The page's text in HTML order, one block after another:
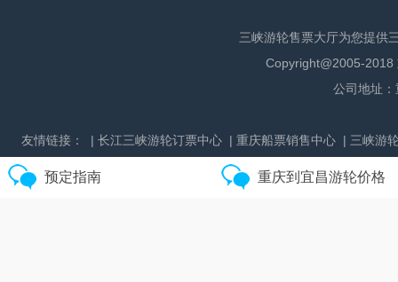
三峡游轮售票大厅为您提供
Copyright@2005-2018
公司地址
友情链接： | 长江三峡游轮订票中心 | 重庆船票销售中心 | 三峡游
预定指南 重庆到宜昌游轮价格